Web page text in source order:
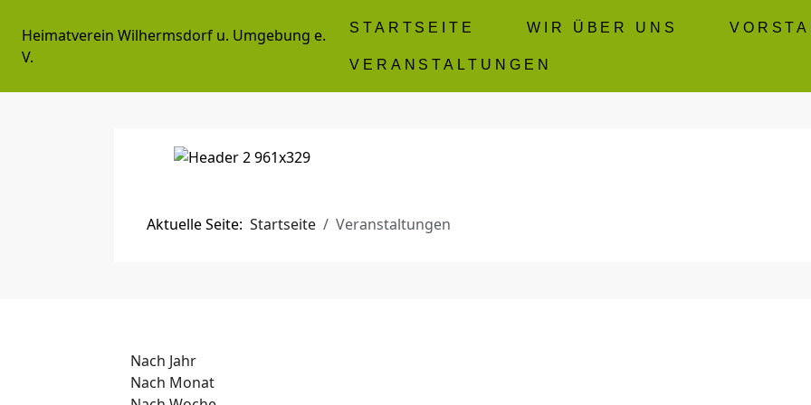
Heimatverein Wilhermsdorf u. Umgebung e.
V.
STARTSEITE WIR ÜBER UNS
VERANSTALTUNGEN
Aktuelle Seite: Startseite Veranstaltungen
Nach Jahr
Nach Monat